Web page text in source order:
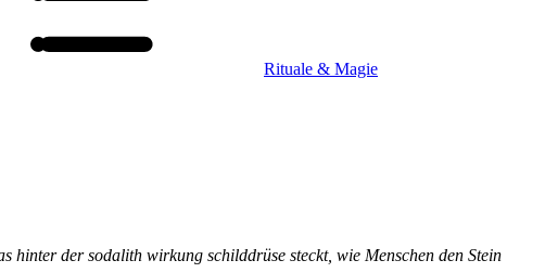
Rituale & Magie
der sodalith wirkung schilddrüse steckt, wie Menschen den Stein